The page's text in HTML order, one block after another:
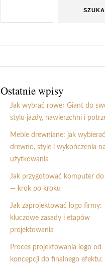
Ostatnie wpisy
Jak wybrać rower Giant do
stylu jazdy, nawierzchni i
Meble drewniane: jak
drewno, style i wykończenia
użytkowania
Jak przygotować komputer do
— krok po kroku
Jak zaprojektować logo firmy:
kluczowe zasady i etapów
projektowania
Proces projektowania logo od
koncepcji do finalnego efektu: